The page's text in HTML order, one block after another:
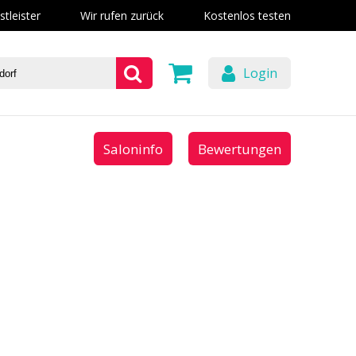
Wir rufen zurück Kostenlos testen
Login
Saloninfo Bewertungen